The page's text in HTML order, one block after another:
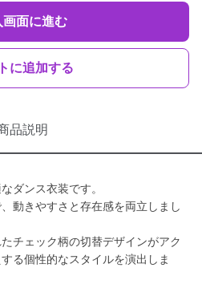
画面に進む
に追加する
品説明
ダンス衣装です。
動きやすさと存在感を両立しまし
チェック柄の切替デザインがアク
る個性的なスタイルを演出しま